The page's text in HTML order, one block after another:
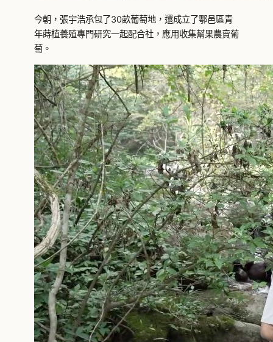
今朝，張宇浩承包了30畝葡萄地，還成立了鄠邑區青
年蒔植養殖專門研究一起配合社，應用收集幫果農賣葡
萄。